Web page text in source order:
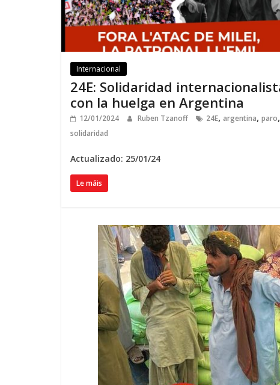
Internacional
24E: Solidaridad
con la huelga en Argentina
12/01/2024 Ruben Tzanoff 24E, argentina, paro,
solidaridad
Actualizado: 25/01/24
Le máis